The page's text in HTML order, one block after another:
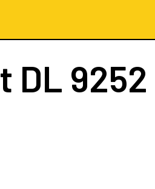
DL 9252